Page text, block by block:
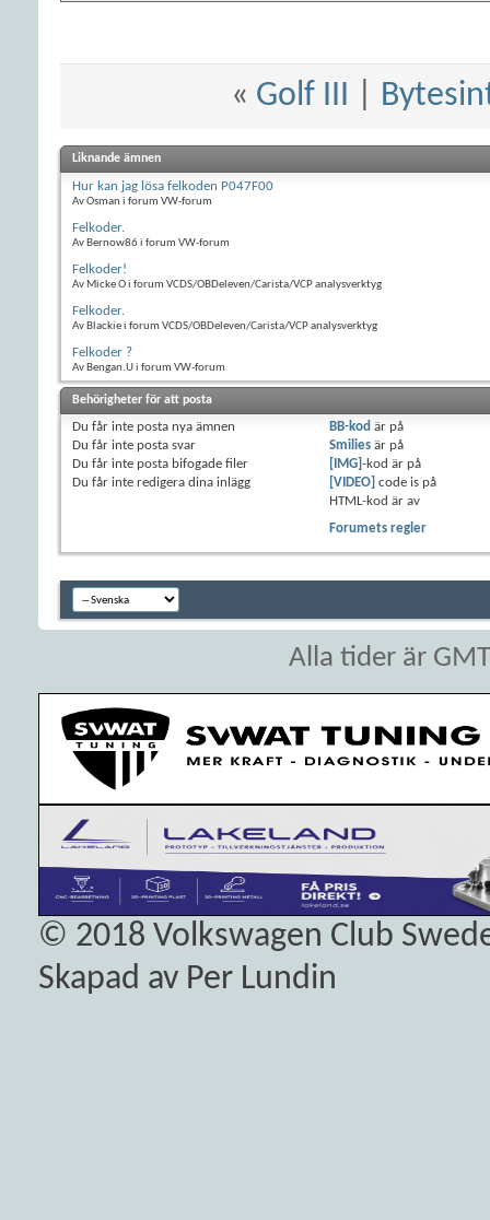
« Golf III
Liknande ämnen
Hur kan jag lösa felkoden P047F00
Av Osman i forum VW-forum
Felkoder.
Av Bernow86 i forum VW-forum
Felkoder!
Av Micke O i forum VCDS/OBDeleven/Carista/VCP analysverktyg
Felkoder.
Av Blackie i forum VCDS/OBDeleven/Carista/VCP analysverktyg
Felkoder ?
Av Bengan.U i forum VW-forum
Behörigheter för att posta
Du får inte posta nya ämnen
Du får inte posta svar
Du får inte posta bifogade filer
Du får inte redigera dina inlägg
BB-kod är på
Smiliesär på
[IMG] -kod är på
[VIDEO] code is på
HTML-kod är av
Forumets regler
Alla tider är
© 2018 Volkswagen Club
Skapad av Per Lundin